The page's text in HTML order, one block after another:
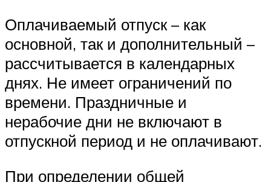
Оплачиваемый отпуск – как
основной, так и дополнительный –
рассчитывается в календарных
днях. Не имеет ограничений по
времени. Праздничные и
нерабочие дни не включают в
отпускной период и не оплачивают.
При определении общей